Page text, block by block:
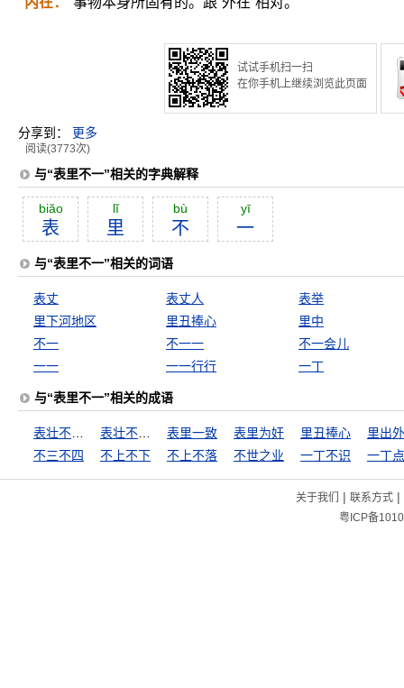
试试手机扫一扫
在你手机上继续浏览此页面
分享到： 更多
阅读(3773次)
与“表里不一”相关的字典解释
biăo
表
lĭ
里
bù
不
yī
一
与“表里不一”相关的词语
表丈 表丈人
表举
里下河地区
里丑捧心
里中
不一
不一一
不一会儿
一一
一一行行 一丁
与“表里不一”相关的成语
表里一致 表里为奸 里丑捧心
里出
不三不四
不上不下 不上不落 不世之业 一丁不识 一丁
关于我们 | 联系方式|
粤ICP备